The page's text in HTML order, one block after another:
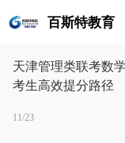
百斯特教育
天津管理类联考数
考生高效提分路径
11/23